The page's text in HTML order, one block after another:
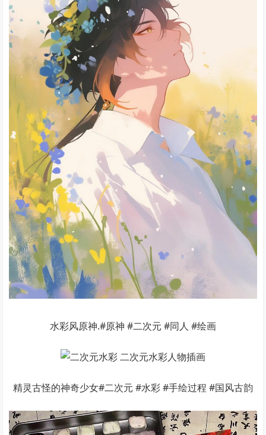
水彩风原神.#原神 #二次元 #同人 #绘画
精灵古怪的神奇少女#二次元 #水彩 #手绘过程 #国风古韵